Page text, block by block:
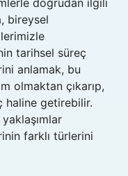
doğrudan ilgili
bireysel
tarihsel süreç
anlamak, bu
olmaktan çıkarıp,
haline getirebilir.
farklı türlerini